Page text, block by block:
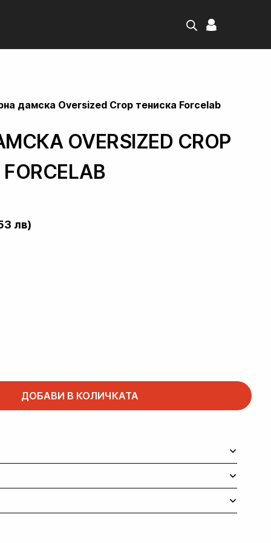
дамска Oversized Crop тениска Forcelab
OVERSIZED CROP
лв)
ДОБАВИ В КОЛИЧКАТА